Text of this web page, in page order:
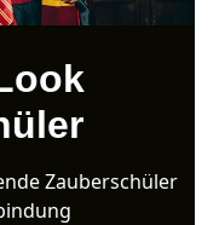
Zauberschüler